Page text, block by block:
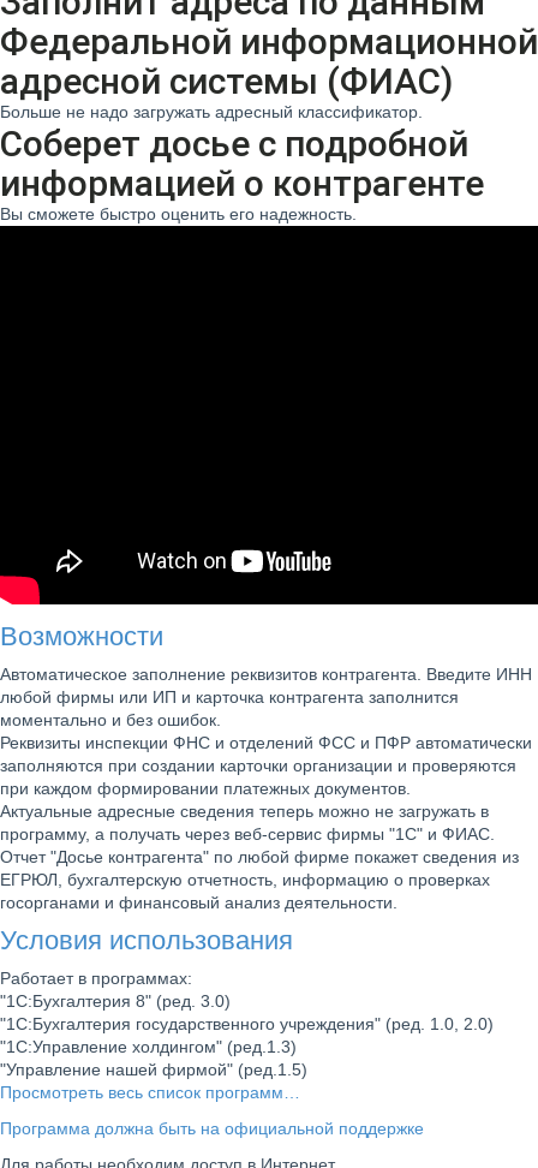
Федеральной информационной
адресной системы (ФИАС)
Больше не надо загружать адресный классификатор.
Соберет досье с подробной
информацией о контрагенте
Вы сможете быстро оценить его надежность.
Возможности
Автоматическое заполнение реквизитов контрагента.
Введите ИНН
любой фирмы или ИП и карточка контрагента заполнится
моментально и без ошибок.
Реквизиты инспекции ФНС и отделений ФСС и ПФР автоматически
заполняются при создании карточки организации и проверяются
при каждом формировании платежных документов.
Актуальные адресные сведения теперь можно не загружать в
программу, а получать через веб-сервис фирмы "1С" и ФИАС.
Отчет "Досье контрагента" по любой фирме покажет сведения из
ЕГРЮЛ, бухгалтерскую отчетность, информацию о проверках
госорганами и финансовый анализ деятельности.
Условия использования
Работает в программах:
"1С:Бухгалтерия 8" (ред. 3.0)
"1С:Бухгалтерия государственного учреждения" (ред. 1.0, 2.0)
"1С:Управление холдингом" (ред.1.3)
"Управление нашей фирмой" (ред.1.5)
Просмотреть весь список программ…
Программа должна быть на официальной поддержке